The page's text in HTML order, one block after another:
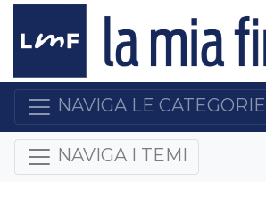
NAVIGA LE CATEGORIE
NAVIGA I TEMI